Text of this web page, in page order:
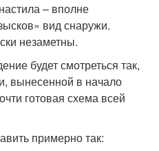
– вполне
вид снаружи.
незаметны.
будет смотреться так,
вынесенной в начало
готовая схема всей
примерно так: